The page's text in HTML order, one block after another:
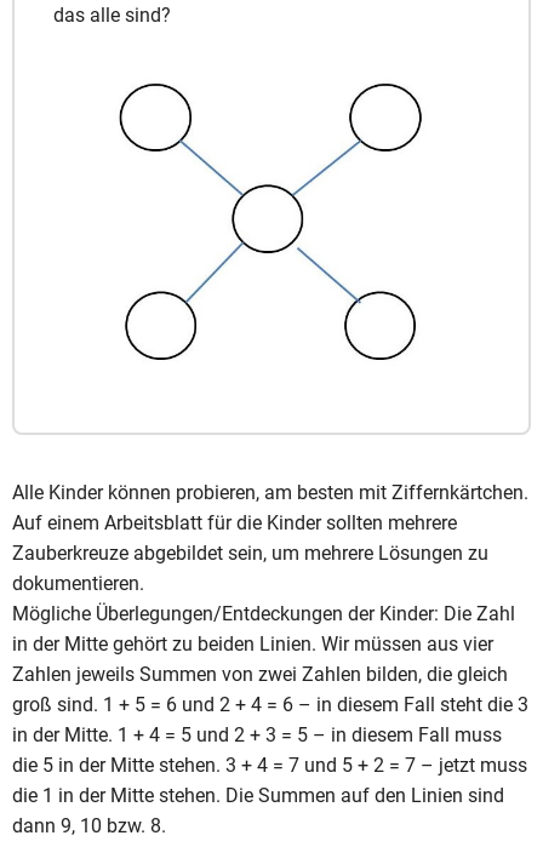
das alle sind?
Alle Kinder können probieren, am besten mit Ziffernkärtchen.
Auf einem Arbeitsblatt für die Kinder sollten mehrere
Zauberkreuze abgebildet sein, um mehrere Lösungen zu
dokumentieren.
Mögliche Überlegungen/Entdeckungen der Kinder: Die Zahl
in der Mitte gehört zu beiden Linien. Wir müssen aus vier
Zahlen jeweils Summen von zwei Zahlen bilden, die gleich
groß sind. 1 + 5 = 6 und 2 + 4 = 6 – in diesem Fall steht die 3
in der Mitte. 1 + 4 = 5 und 2 + 3 = 5 – in diesem Fall muss
die 5 in der Mitte stehen. 3 + 4 = 7 und 5 + 2 = 7 – jetzt muss
die 1 in der Mitte stehen. Die Summen auf den Linien sind
dann 9, 10 bzw. 8.